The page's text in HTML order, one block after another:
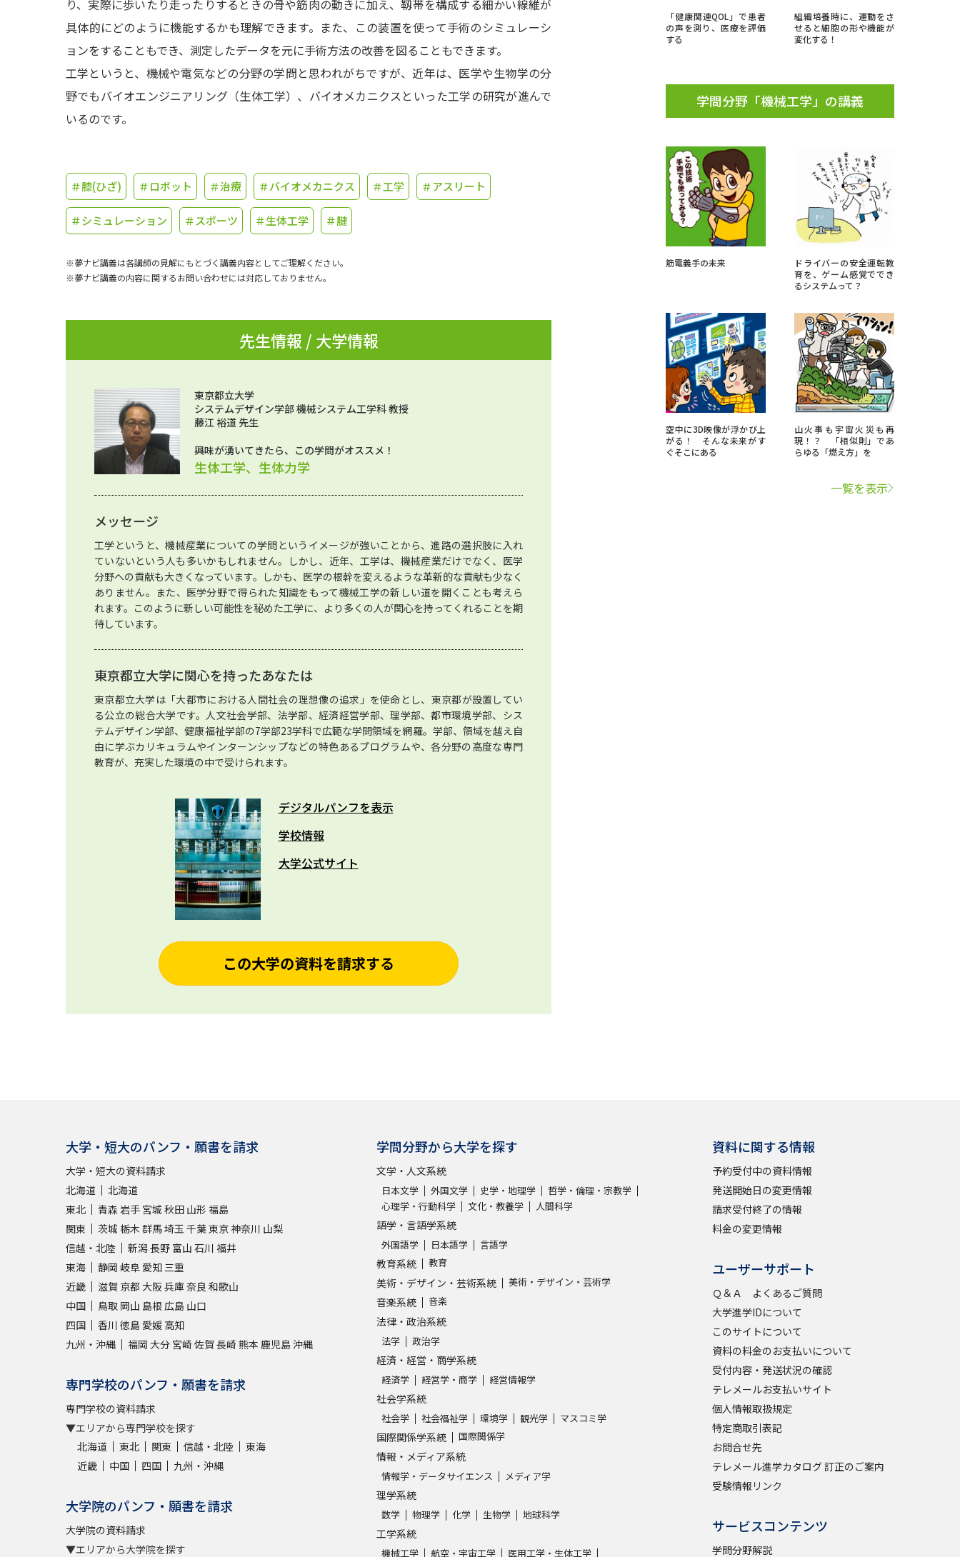
大学で学びたい学問発見
学問のミニ講義「夢ナビ講義」 学問分野解説 学問の教科書 夢ナビライブ
Ｑ＆Ａ よくあるご質問
このサイトについて
受付内容・発送状況の確認 テレメール
お支払いサイト
テレメール進学カタログ
訂正のご案内
り、実際に歩いたり走ったりするときの骨や筋肉の動きに加え、靱帯を構成する細かい線維が
具体的にどのように機能するかも理解できます。また、この装置を使って手術のシミュレーシ
ョンをすることもでき、測定したデータを元に手術方法の改善を図ることもできます。
工学というと、機械や電気などの分野の学問と思われがちですが、近年は、医学や生物学の分
野でもバイオエンジニアリング（生体工学）、バイオメカニクスといった工学の研究が進んで
いるのです。
＃膝(ひざ) ＃ロボット ＃治療 ＃バイオメカニクス ＃工学 ＃アスリート
＃シミュレーション ＃スポーツ ＃生体工学 ＃腱
※夢ナビ講義は各講師の見解にもとづく講義内容としてご理解ください。
※夢ナビ講義の内容に関するお問い合わせには対応しておりません。
先生情報 / 大学情報
東京都立大学
システムデザイン学部 機械システム工学科 教授
藤江 裕道 先生
興味が湧いてきたら、この学問がオススメ！
生体工学、生体力学
メッセージ
工学というと、機械産業についての学問というイメージが強いことから、進路の選択肢に入れ
ていないという人も多いかもしれません。しかし、近年、工学は、機械産業だけでなく、医学
分野への貢献も大きくなっています。しかも、医学の根幹を変えるような革新的な貢献も少なく
ありません。また、医学分野で得られた知識をもって機械工学の新しい道を開くことも考えら
れます。このように新しい可能性を秘めた工学に、より多くの人が関心を持ってくれることを期
待しています。
東京都立大学に関心を持ったあなたは
東京都立大学は「大都市における人間社会の理想像の追求」を使命とし、東京都が設置してい
る公立の総合大学です。人文社会学部、法学部、経済経営学部、理学部、都市環境学部、シス
テムデザイン学部、健康福祉学部の7学部23学科で広範な学問領域を網羅。学部、領域を越え自
由に学ぶカリキュラムやインターンシップなどの特色あるプログラムや、各分野の高度な専門
教育が、充実した環境の中で受けられます。
デジタルパンフを表示
学校情報
大学公式サイト
この大学の資料を請求する
「健康関連QOL」で患者
の声を測り、医療を評価
する
組織培養時に、運動をさ
せると細胞の形や機能が
変化する！
学問分野「機械工学」の講義
筋電義手の未来
ドライバーの安全運転教
育を、ゲーム感覚ででき
るシステムって？
空中に3D映像が浮かび上
がる！ そんな未来がす
ぐそこにある
山火事も宇宙火災も再
現！？ 「相似則」であ
らゆる「燃え方」を
一覧を表示
大学・短大のパンフ・願書を請求
大学・短大の資料請求
北海道
北海道
東北
青森 岩手 宮城 秋田 山形 福島
関東
茨城 栃木 群馬埼玉 千葉東京神奈川 山梨
信越・北陸
新潟長野 富山 石川 福井
東海
静岡 岐阜 愛知 三重
近畿
滋賀 京都 大阪兵庫奈良 和歌山
中国
鳥取 岡山 島根 広島 山口
四国
香川 徳島 愛媛 高知
九州・沖縄
福岡 大分 宮崎 佐賀 長崎 熊本 鹿児島沖縄
専門学校のパンフ・願書を請求
専門学校の資料請求
▼エリアから専門学校を探す
北海道
東北 関東 信越・北陸
東海
近畿
中国 四国 九州・沖縄
大学院のパンフ・願書を請求
大学院の資料請求
▼エリアから大学院を探す
学問分野から大学を探す
文学・人文系統
日本文学 外国文学 史学・地理学
哲学・倫理・宗教学
心理学・行動科学
文化・教養学 人間科学
語学・言語学系統
外国語学 日本語学 言語学
教育系統 教育
美術・デザイン・芸術系統 美術・デザイン・芸術学
音楽系統 音楽
法律・政治系統
法学 政治学
経済・経営・商学系統
経済学 経営学・商学 経営情報学
社会学系統
社会学 社会福祉学 環境学 観光学 マスコミ学
国際関係学系統 国際関係学
情報・メディア系統
情報学・データサイエンス メディア学
理学系統
数学 物理学 化学 生物学 地球科学
工学系統
機械工学 航空・宇宙工学 医用工学・生体工学
資料に関する情報
予約受付中の資料情報
発送開始日の変更情報
請求受付終了の情報
料金の変更情報
ユーザーサポート
Ｑ＆Ａ よくあるご質問
大学進学IDについて
このサイトについて
資料の料金のお支払いについて
受付内容・発送状況の確認
テレメールお支払いサイト
個人情報取扱規定
特定商取引表記
お問合せ先
テレメール進学カタログ 訂正のご案内
受験情報リンク
サービスコンテンツ
学問分野解説